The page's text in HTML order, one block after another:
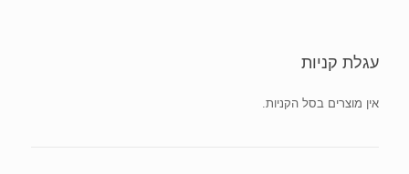
עגלת קניות
אין מוצרים בסל הקניות.